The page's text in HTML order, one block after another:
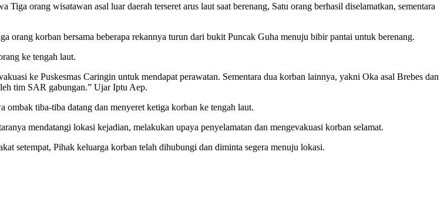
orang wisatawan asal luar daerah terseret arus laut saat berenang, Satu orang berhasil diselamatkan, sementara
korban bersama beberapa rekannya turun dari bukit Puncak Guha menuju bibir pantai untuk berenang.
ke tengah laut.
ke Puskesmas Caringin untuk mendapat perawatan. Sementara dua korban lainnya, yakni Oka asal Brebes dan
tim SAR gabungan.” Ujar Iptu Aep.
ombak tiba-tiba datang dan menyeret ketiga korban ke tengah laut.
mendatangi lokasi kejadian, melakukan upaya penyelamatan dan mengevakuasi korban selamat.
setempat, Pihak keluarga korban telah dihubungi dan diminta segera menuju lokasi.